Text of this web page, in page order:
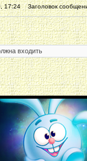
17:24 Заголовок
входить